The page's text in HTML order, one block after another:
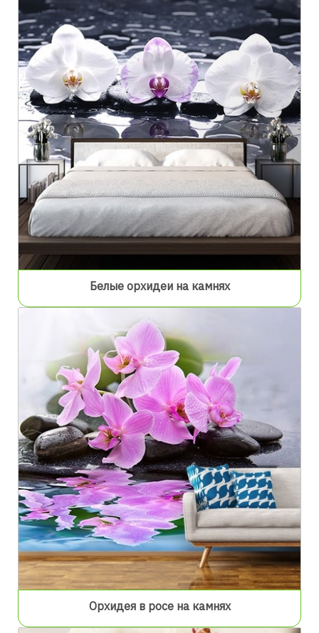
Белые орхидеи на камнях
Орхидея в росе на камнях